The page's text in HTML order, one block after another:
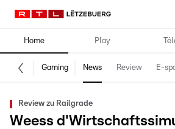
Home Play
Gaming News Review E-
Review zu Railgrade
Weess